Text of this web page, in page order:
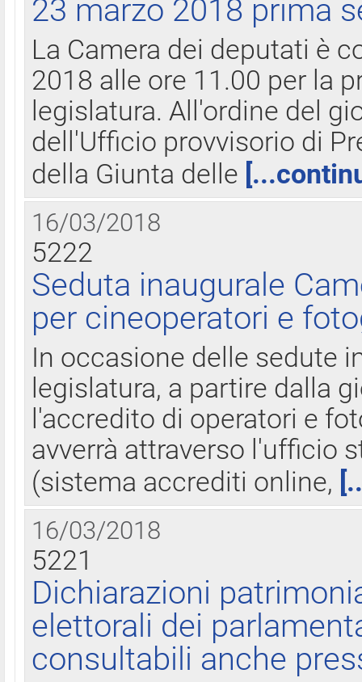
23 marzo 2018 prima
La Camera dei deputati è
2018 alle ore 11.00 per la
legislatura. All'ordine del
dell'Ufficio provvisorio di
della Giunta delle
16/03/2018
5222
Seduta inaugurale
per cineoperatori e
In occasione delle sedute
legislatura, a partire dalla
l'accredito di operatori e
avverrà attraverso l'ufficio
(sistema accrediti online,
16/03/2018
5221
Dichiarazioni
elettorali dei
consultabili anche